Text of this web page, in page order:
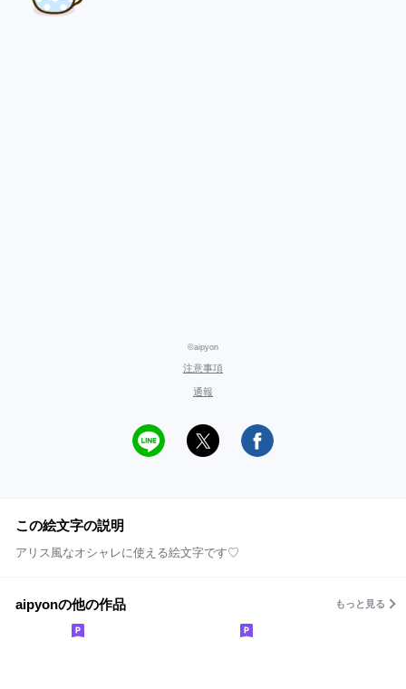
©aipyon
注意事項
通報
この絵文字の説明
アリス風なオシャレに使える絵文字です♡
aipyonの他の作品 もっと見る